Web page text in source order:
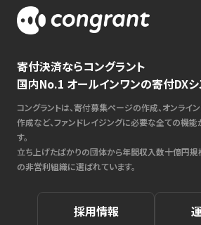
寄付決済ならコングラント
国内No.1 オールインワンの寄付DXシ
コングラントは、寄付募集ページの作成、オンライ
作成など、ファンドレイジングに必要な全ての機
す。
立ち上げたばかりの団体から年間収入数十億円規
の非営利組織に選ばれています。
採用情報